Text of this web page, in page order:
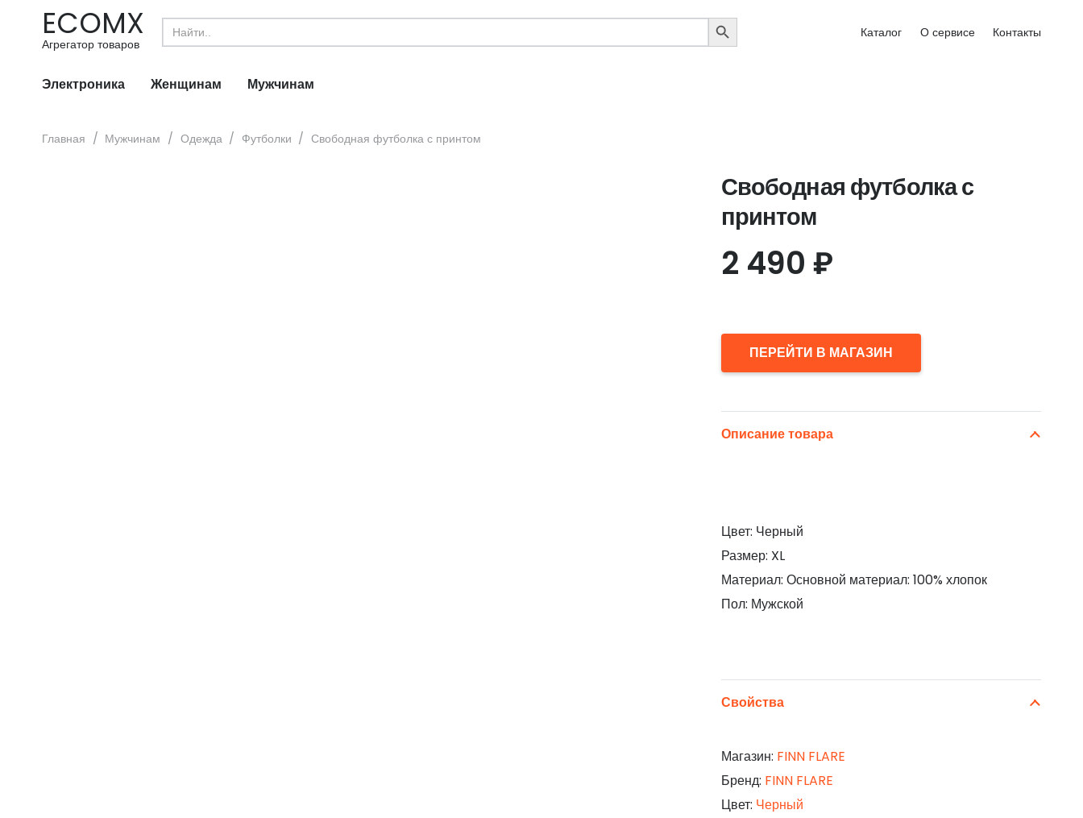
ECOMX
Агрегатор товаров
Search
for:
SEARCH
BUTTON
Каталог О сервисе Контакты
Электроника Женщинам Мужчинам
Главная / Мужчинам / Одежда / Футболки / Свободная футболка с принтом
Свободная футболка с
принтом
2 490 ₽
ПЕРЕЙТИ В МАГАЗИН
Описание товара
Цвет: Черный
Размер: XL
Материал: Основной материал: 100% хлопок
Пол: Мужской
Свойства
Магазин: FINN FLARE
Бренд: FINN FLARE
Цвет: Черный